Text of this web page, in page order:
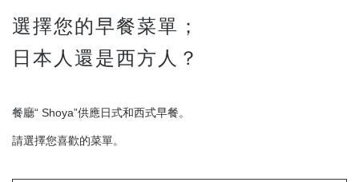
選擇您的早餐菜單；
日本人還是西方人？
餐廳“ Shoya”供應日式和西式早餐。
請選擇您喜歡的菜單。